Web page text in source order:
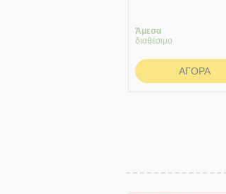
Άμεσα
διαθέσιμο
ΑΓΟΡΆ